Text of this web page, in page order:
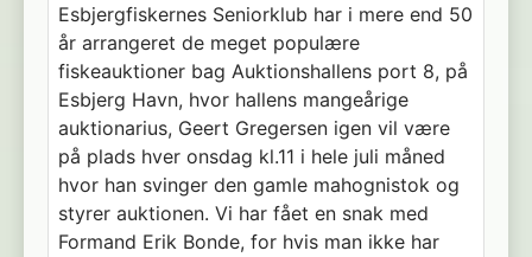
Esbjergfiskernes Seniorklub har i mere end 50
år arrangeret de meget populære
fiskeauktioner bag Auktionshallens port 8, på
Esbjerg Havn, hvor hallens mangeårige
auktionarius, Geert Gregersen igen vil være
på plads hver onsdag kl.11 i hele juli måned
hvor han svinger den gamle mahognistok og
styrer auktionen. Vi har fået en snak med
Formand Erik Bonde, for hvis man ikke har